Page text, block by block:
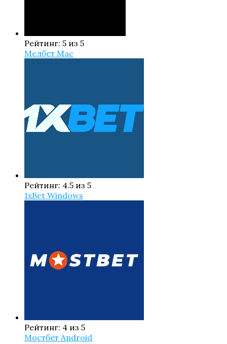
Рейтинг: 5 из 5
Мелбет Mac
Рейтинг: 4.5 из 5
1xBet Windows
Рейтинг: 4 из 5
Мостбет Android